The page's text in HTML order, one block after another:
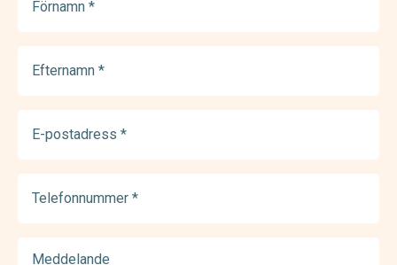
(Required)
(Required)
postadress
(Required)